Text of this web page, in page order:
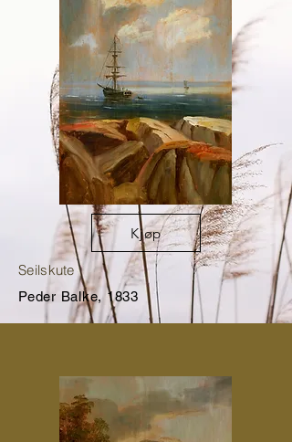
Kjøp
Seilskute
Peder Balke, 1833